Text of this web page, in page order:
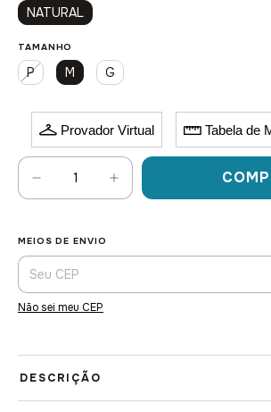
NATURAL
TAMANHO
P M G
Provador Virtual Tabela de
Entregas para o CEP:
MEIOS DE ENVIO
Não sei meu CEP
DESCRIÇÃO